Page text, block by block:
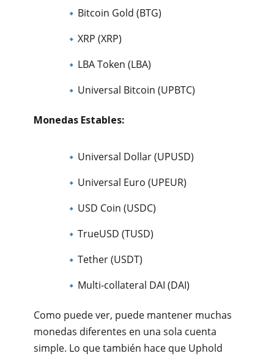
Bitcoin Gold (BTG)
XRP (XRP)
LBA Token (LBA)
Universal Bitcoin (UPBTC)
Monedas Estables:
Universal Dollar (UPUSD)
Universal Euro (UPEUR)
USD Coin (USDC)
TrueUSD (TUSD)
Tether (USDT)
Multi-collateral DAI (DAI)
Como puede ver, puede mantener muchas
monedas diferentes en una sola cuenta
simple. Lo que también hace que Uphold